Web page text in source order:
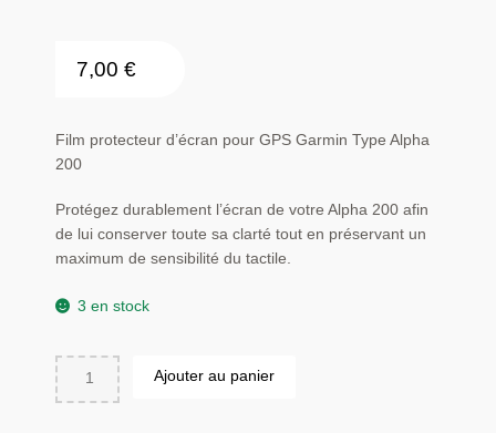
7,00 €
Film protecteur d’écran pour GPS Garmin Type Alpha
200
Protégez durablement l’écran de votre Alpha 200 afin
de lui conserver toute sa clarté tout en préservant un
maximum de sensibilité du tactile.
3 en stock
quantité
de
Ajouter au panier